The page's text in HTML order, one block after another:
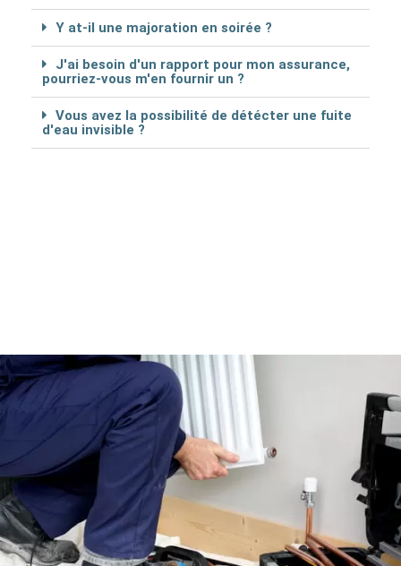
Y at-il une majoration en soirée ?
J'ai besoin d'un rapport pour mon assurance,
pourriez-vous m'en fournir un ?
Vous avez la possibilité de détécter une fuite
d'eau invisible ?